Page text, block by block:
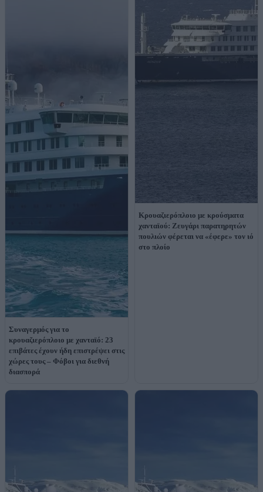
Συναγερμός για το
κρουαζιερόπλοιο με χανταϊό: 23
επιβάτες έχουν ήδη επιστρέψει στις
χώρες τους – Φόβοι για διεθνή
διασπορά
Κρουαζιερόπλοιο με κρούσματα
χανταϊού: Ζευγάρι παρατηρητών
πουλιών φέρεται να «έφερε» τον ιό
στο πλοίο